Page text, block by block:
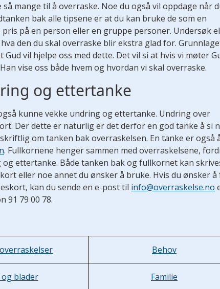
mange til å overraske. Noe du også vil oppdage når
bak alle tipsene er at du kan bruke de som en
på en person eller en gruppe personer. Undersøk
den du skal overraske blir ekstra glad for.
Gud vil hjelpe oss med dette. Det vil si at hvis vi møter
vise oss både hvem og hvordan vi skal overraske.
og ettertanke
kunne vekke undring og ettertanke. Undring over
Der dette er naturlig er det derfor en god tanke å si
om tanken bak overraskelsen. En tanke er også
. Fullkornene henger sammen med overraskelsene,
ettertanke. Både tanken bak og fullkornet kan
eller noe annet du ønsker å bruke. Hvis du ønsker å
kan du sende en e-post til info@overraskelse.no
91 79 00 78.
Behov
blader Familie